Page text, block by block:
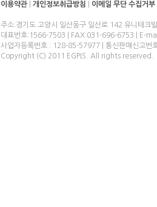
이용약관 개인정보취급방침 이메일 무단 수집거부
주소:경기도 고양시 일산동구 일산로 142 유니테크
대표번호:1566-7503 | FAX:031-696-6753 | E-
사업자등록번호 : 128-85-57977 | 통신판매신고번
Copyright (C) 2011 EGPIS. All rights reserved.